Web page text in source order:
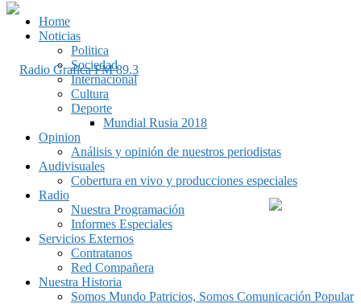
Home
Noticias
Politica
Sociedad
Internacional
Cultura
Deporte
Mundial Rusia 2018
Opinion
Análisis y opinión de nuestros periodistas
Audivisuales
Cobertura en vivo y producciones especiales
Radio
Nuestra Programación
Informes Especiales
Servicios Externos
Contratanos
Red Compañera
Nuestra Historia
Somos Mundo Patricios, Somos Comunicación Popular